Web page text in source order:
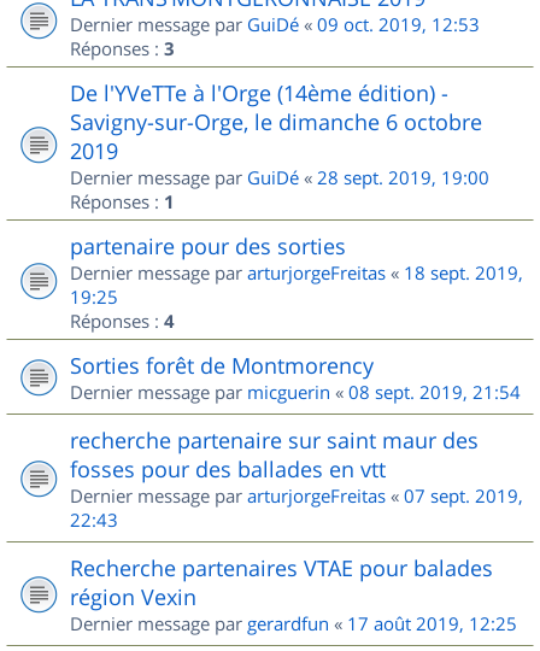
Dernier message par GuiDé « 09 oct. 2019, 12:53
Réponses : 3
De l'YVeTTe à l'Orge (14ème édition) -
Savigny-sur-Orge, le dimanche 6 octobre
2019
Dernier message par GuiDé « 28 sept. 2019, 19:00
Réponses : 1
partenaire pour des sorties
Dernier message par arturjorgeFreitas « 18 sept. 2019,
19:25
Réponses : 4
Sorties forêt de Montmorency
Dernier message par micguerin « 08 sept. 2019, 21:54
recherche partenaire sur saint maur des
fosses pour des ballades en vtt
Dernier message par arturjorgeFreitas « 07 sept. 2019,
22:43
Recherche partenaires VTAE pour balades
région Vexin
Dernier message par gerardfun « 17 août 2019, 12:25